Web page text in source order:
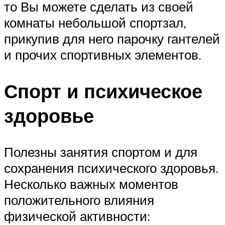
то Вы можете сделать из своей
комнаты небольшой спортзал,
прикупив для него парочку гантелей
и прочих спортивных элементов.
Спорт и психическое
здоровье
Полезны занятия спортом и для
сохранения психического здоровья.
Несколько важных моментов
положительного влияния
физической активности: